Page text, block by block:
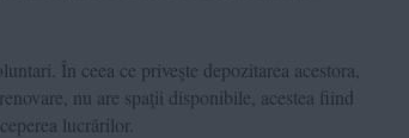
În ceea ce priveşte depozitarea acestora,
nu are spaţii disponibile, acestea fiind
lucrărilor.